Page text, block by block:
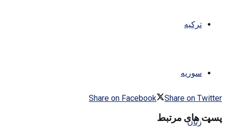
ترکیه
سوریه
زنان
Share on Facebook Share on Twitter
پست های مرتبط